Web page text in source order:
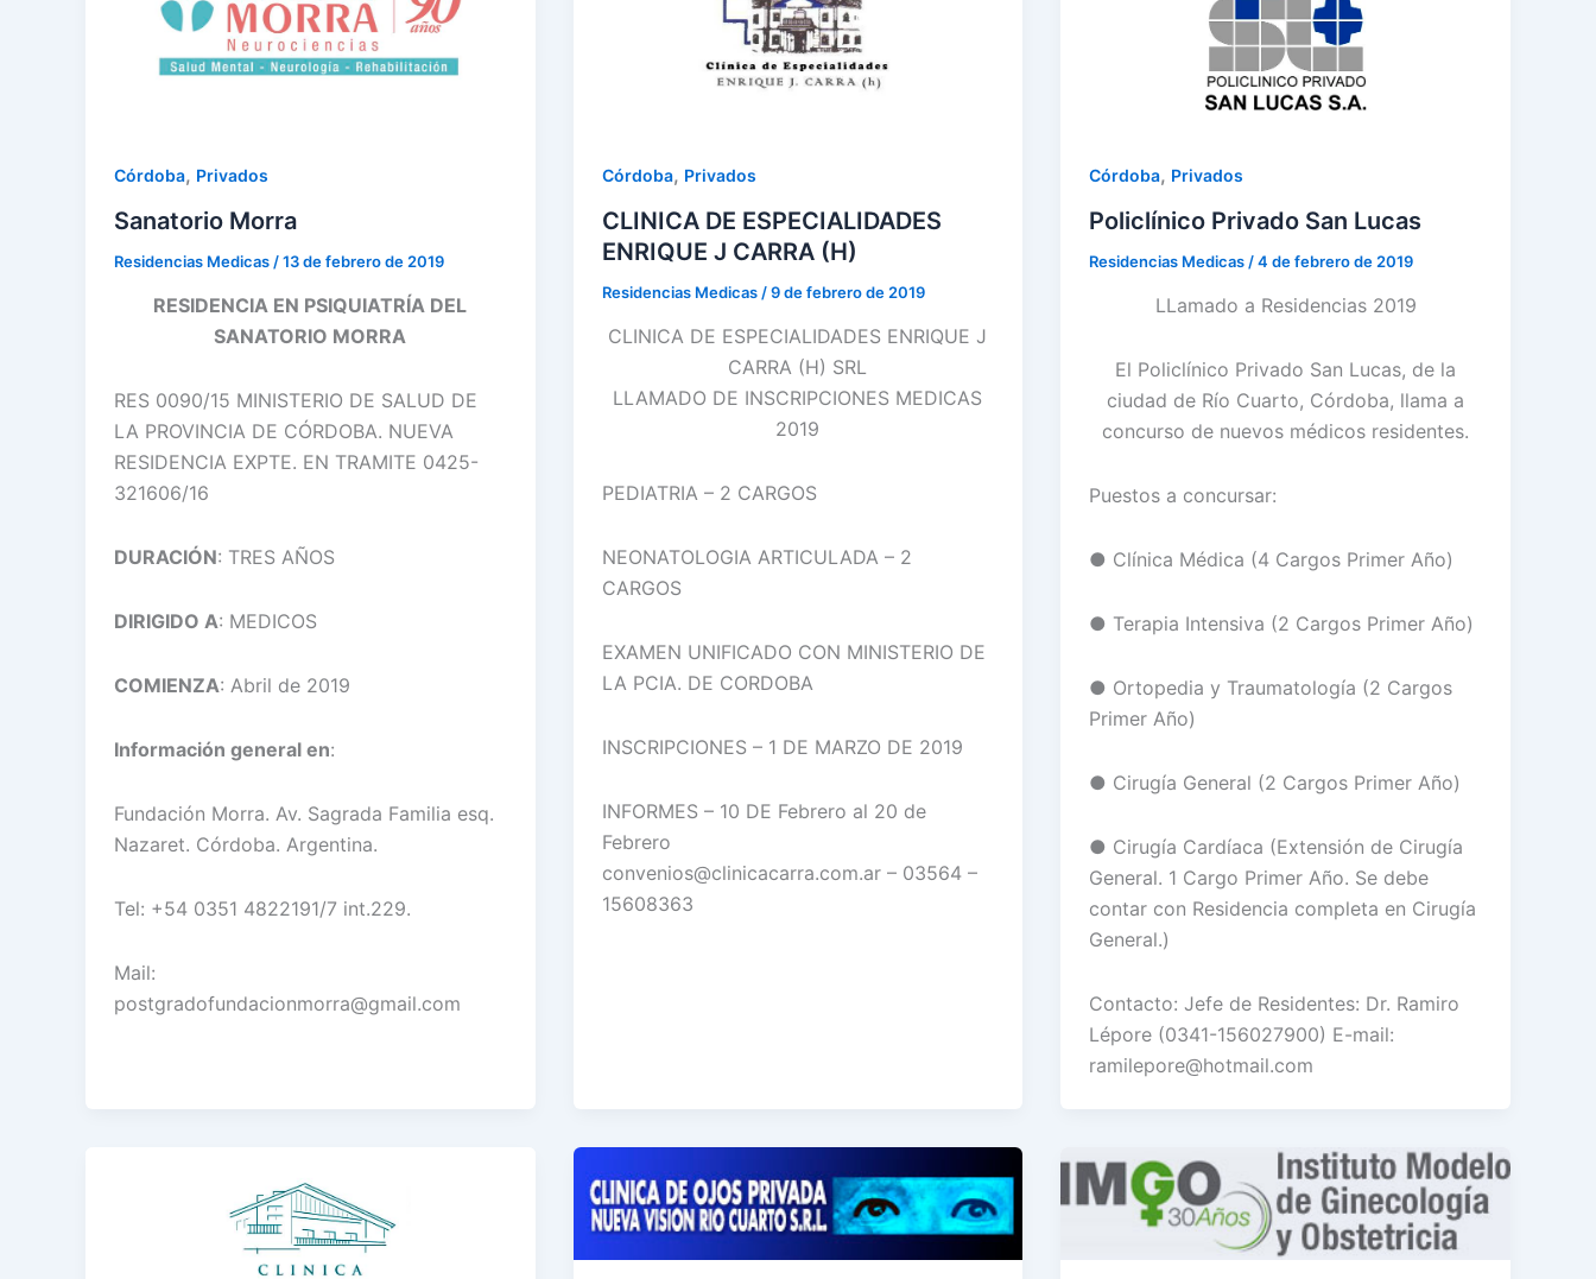
Córdoba, Privados
Sanatorio Morra
Residencias Medicas /13 de febrero de 2019
RESIDENCIA EN PSIQUIATRÍA DEL
SANATORIO MORRA
RES 0090/15 MINISTERIO DE SALUD DE
LA PROVINCIA DE CÓRDOBA. NUEVA
RESIDENCIA EXPTE. EN TRAMITE 0425-
321606/16
DURACIÓN: TRES AÑOS
DIRIGIDO A: MEDICOS
COMIENZA: Abril de 2019
Información general en:
Fundación Morra. Av. Sagrada Familia esq.
Nazaret. Córdoba. Argentina.
Tel: +54 0351 4822191/7 int.229.
Mail:
postgradofundacionmorra@gmail.com
Córdoba, Privados
CLINICA DE ESPECIALIDADES
ENRIQUE J CARRA (H)
Residencias Medicas /9 de febrero de 2019
CLINICA DE ESPECIALIDADES ENRIQUE J
CARRA (H) SRL
LLAMADO DE INSCRIPCIONES MEDICAS
2019
PEDIATRIA – 2 CARGOS
NEONATOLOGIA ARTICULADA – 2
CARGOS
EXAMEN UNIFICADO CON MINISTERIO DE
LA PCIA. DE CORDOBA
INSCRIPCIONES – 1 DE MARZO DE 2019
INFORMES – 10 DE Febrero al 20 de
Febrero
convenios@clinicacarra.com.ar – 03564 –
15608363
Córdoba, Privados
Policlínico Privado San Lucas
Residencias Medicas /4 de febrero de 2019
LLamado a Residencias 2019
El Policlínico Privado San Lucas, de la
ciudad de Río Cuarto, Córdoba, llama a
concurso de nuevos médicos residentes.
Puestos a concursar:
● Clínica Médica (4 Cargos Primer Año)
● Terapia Intensiva (2 Cargos Primer Año)
● Ortopedia y Traumatología (2 Cargos
Primer Año)
● Cirugía General (2 Cargos Primer Año)
● Cirugía Cardíaca (Extensión de Cirugía
General. 1 Cargo Primer Año. Se debe
contar con Residencia completa en Cirugía
General.)
Contacto: Jefe de Residentes: Dr. Ramiro
Lépore (0341-156027900) E-mail:
ramilepore@hotmail.com